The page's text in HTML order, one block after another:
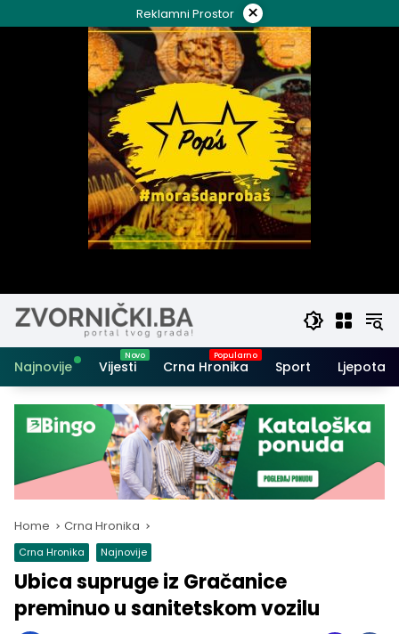
to
Reklamni Prostor ×
Najnovije Vijesti Crna Hronika Sport Ljepota i
Home Crna Hronika
Crna Hronika Najnovije
Ubica supruge iz Gračanice
preminuo u sanitetskom vozilu